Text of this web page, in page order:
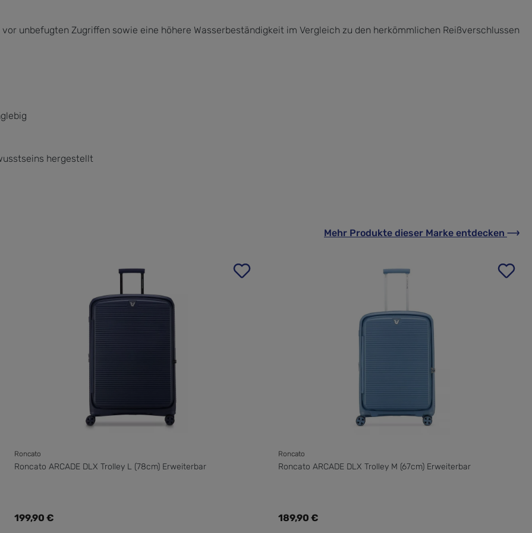
unbefugten Zugriffen sowie eine höhere Wasserbeständigkeit im Vergleich zu den herkömmlichen Reißverschlussen
hergestellt
Mehr Produkte dieser Marke entdecken
Roncato
Roncato ARCADE DLX Trolley L (78cm) Erweiterbar
Regulärer Preis:
199,90 €
Roncato
Roncato ARCADE DLX Trolley M (67cm) Erweiterbar
Regulärer Preis:
189,90 €